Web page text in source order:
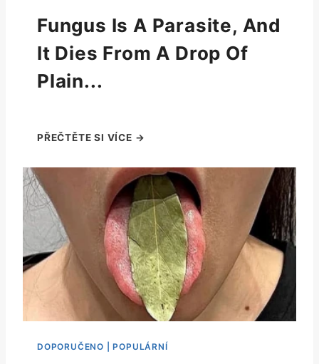
Fungus Is A Parasite, And
It Dies From A Drop Of
Plain...